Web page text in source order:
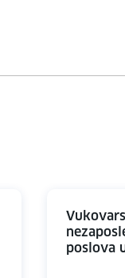
poslova